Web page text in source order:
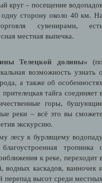
круг – посещение
сторону около 40 км.
сувенирами,
местная выпечка.
Телецкой долины»
возможность узнать
а также об
тайга соединяет
горы,
реки – всё это вы
экскурсию.
лесу к бурлящему
тропинка
к реке, переходит
каскадов, ванночек
высот среди